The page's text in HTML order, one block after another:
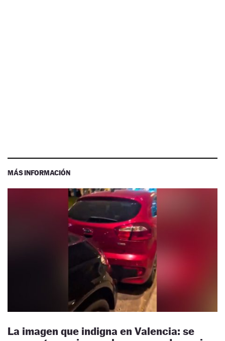
MÁS INFORMACIÓN
La imagen que indigna en Valencia: se